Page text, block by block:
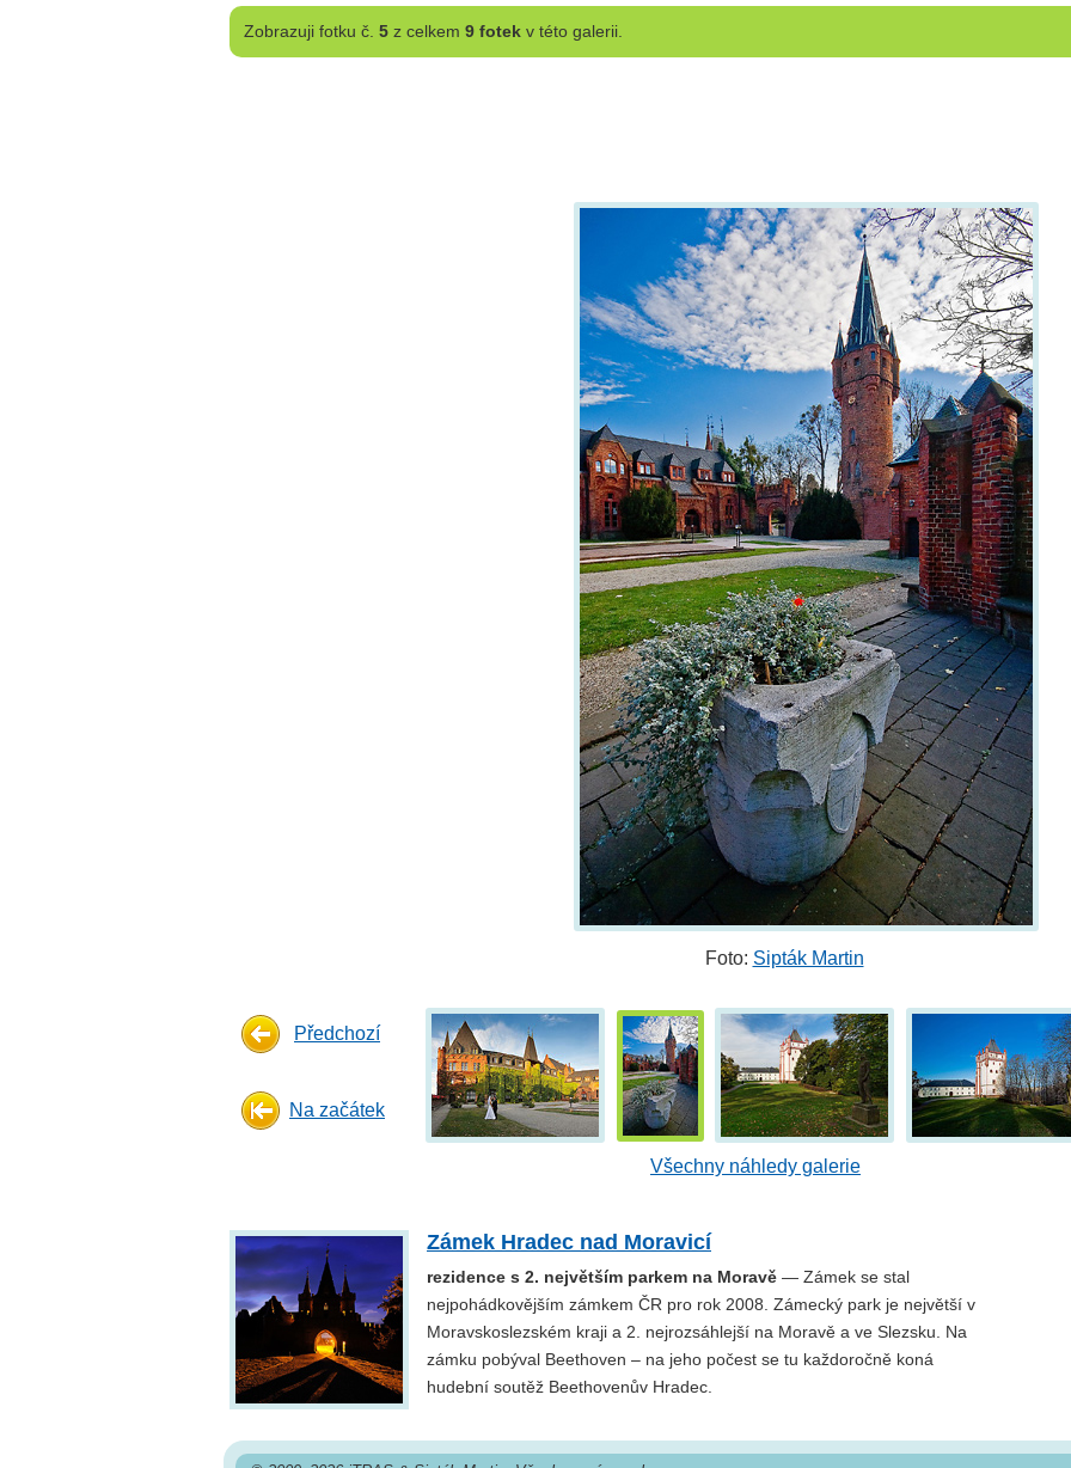
Zobrazujifotku č. 5z celkem 9 fotekv této galerii.
Foto: Sipták Martin
Předchozí
Na začátek
Všechny náhledy galerie
Zámek Hradec nad Moravicí
rezidence s 2. největším parkem na Moravě — Zámek se stal
nejpohádkovějším zámkem ČR pro rok 2008. Zámecký park je největší v
Moravskoslezském kraji a 2. nejrozsáhlejší na Moravě a ve Slezsku. Na
zámku pobýval Beethoven – na jeho počest se tu každoročně koná
hudební soutěž Beethovenův Hradec.